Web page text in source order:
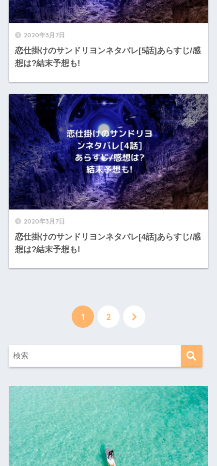
2020年3月7日
恋仕掛けのサンドリヨンネタバレ[5話]あらすじ/感
想は?結末予想も!
2020年3月7日
恋仕掛けのサンドリヨンネタバレ[4話]あらすじ/感
想は?結末予想も!
1 2